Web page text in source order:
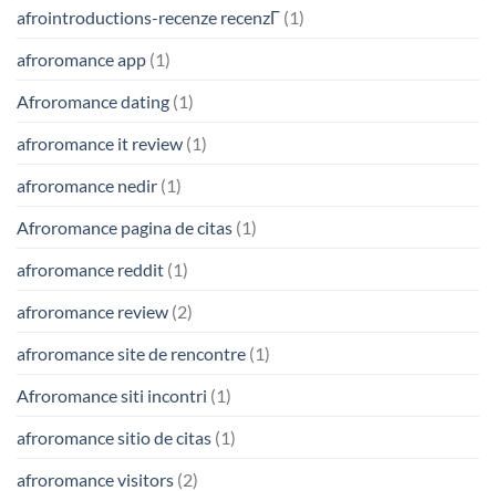
afrointroductions-recenze recenzГ­ (1)
afroromance app (1)
Afroromance dating (1)
afroromance it review (1)
afroromance nedir (1)
Afroromance pagina de citas (1)
afroromance reddit (1)
afroromance review (2)
afroromance site de rencontre (1)
Afroromance siti incontri (1)
afroromance sitio de citas (1)
afroromance visitors (2)